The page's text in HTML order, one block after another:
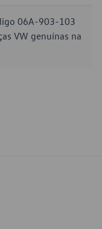
06A-903-103
VW genuínas na